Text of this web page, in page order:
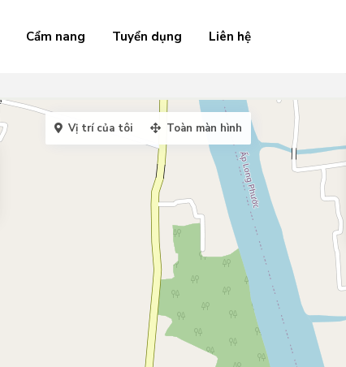
Cẩm nang Tuyển dụng Liên hệ
Vị trí của tôi Toàn màn hình